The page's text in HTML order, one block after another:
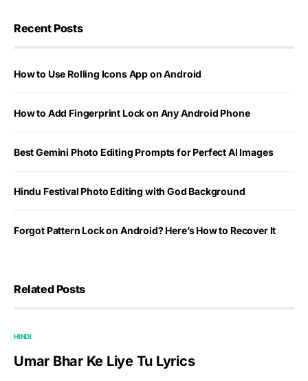
Recent Posts
How to Use Rolling Icons App on Android
How to Add Fingerprint Lock on Any Android Phone
Best Gemini Photo Editing Prompts for Perfect AI Images
Hindu Festival Photo Editing with God Background
Forgot Pattern Lock on Android? Here’s How to Recover It
Related Posts
HINDI
Umar Bhar Ke Liye Tu Lyrics